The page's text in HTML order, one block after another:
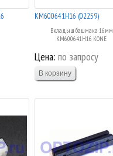
KM600641H16 (02259)
Вкладыш башмака 16мм
KM600641H16 KONE
Цена: по запросу